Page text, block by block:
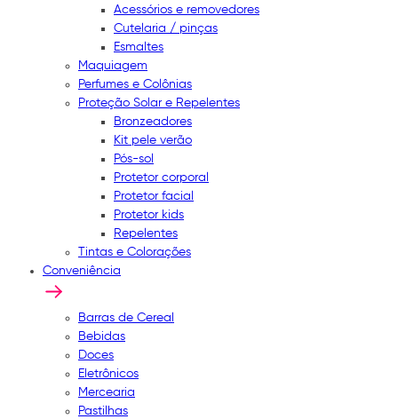
Acessórios e removedores
Cutelaria / pinças
Esmaltes
Maquiagem
Perfumes e Colônias
Proteção Solar e Repelentes
Bronzeadores
Kit pele verão
Pós-sol
Protetor corporal
Protetor facial
Protetor kids
Repelentes
Tintas e Colorações
Conveniência
Barras de Cereal
Bebidas
Doces
Eletrônicos
Mercearia
Pastilhas